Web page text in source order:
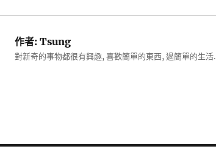
作者:Tsung
對新奇的事物都很有興趣, 喜歡簡單的東西, 過簡單的生活.